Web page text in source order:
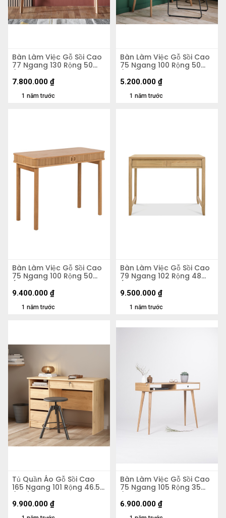
Bàn Làm Việc Gỗ Sồi Cao
77 Ngang 130 Rộng 50
(cm)
1 năm trước
7.800.000 ₫
Bàn Làm Việc Gỗ Sồi Cao
75 Ngang 100 Rộng 50
(cm) 2
1 năm trước
5.200.000 ₫
Bàn Làm Việc Gỗ Sồi Cao
75 Ngang 100 Rộng 50
(cm)
1 năm trước
9.400.000 ₫
Bàn Làm Việc Gỗ Sồi Cao
79 Ngang 102 Rộng 48
(cm)
1 năm trước
9.500.000 ₫
Tủ Quần Áo Gỗ Sồi Cao
165 Ngang 101 Rộng 46.5
(cm)
9.900.000 ₫
Bàn Làm Việc Gỗ Sồi Cao
75 Ngang 105 Rộng 35
(cm)
6.900.000 ₫